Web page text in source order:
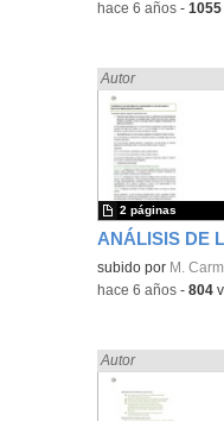
-hace 6 años -1055
Encontrado
Autor
subido por M.
2 páginas
-hace 6 años -804
Encontrado
Autor